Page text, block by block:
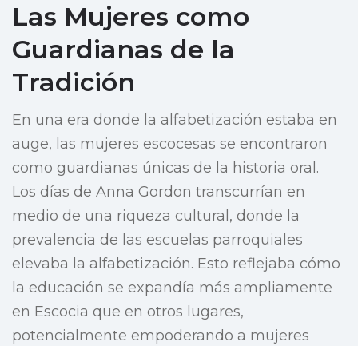
Las Mujeres como
Guardianas de la
Tradición
En una era donde la alfabetización estaba en
auge, las mujeres escocesas se encontraron
como guardianas únicas de la historia oral.
Los días de Anna Gordon transcurrían en
medio de una riqueza cultural, donde la
prevalencia de las escuelas parroquiales
elevaba la alfabetización. Esto reflejaba cómo
la educación se expandía más ampliamente
en Escocia que en otros lugares,
potencialmente empoderando a mujeres